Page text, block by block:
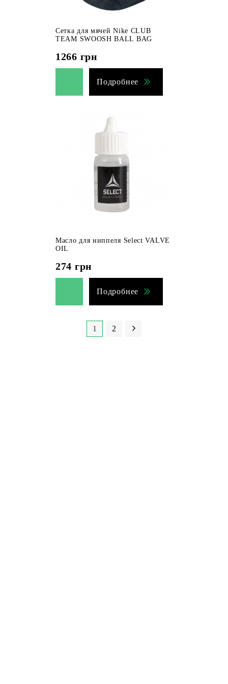
Сетка для мячей Nike CLUB
TEAM SWOOSH BALL BAG
1266 грн
Подробнее
Масло для ниппеля Select VALVE
OIL
274 грн
Подробнее
1 2